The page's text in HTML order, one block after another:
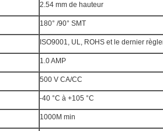
2.54 mm de hauteur
180° /90° SMT
ISO9001, UL, ROHS et le dernier
1.0 AMP
500 V CA/CC
-40 °C à +105 °C
1000M min